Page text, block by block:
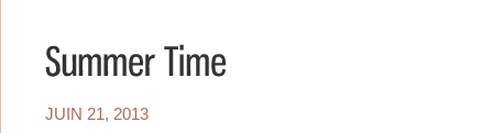
JUIN 21, 2013